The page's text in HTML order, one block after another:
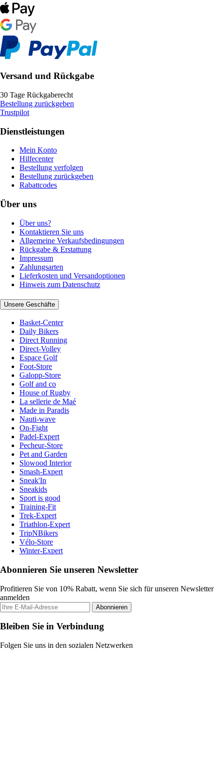
Versand und Rückgabe
30 Tage Rückgaberecht
Bestellung zurückgeben
Trustpilot
Dienstleistungen
Mein Konto
Hilfecenter
Bestellung verfolgen
Bestellung zurückgeben
Rabattcodes
Über uns
Über uns?
Kontaktieren Sie uns
Allgemeine Verkaufsbedingungen
Rückgabe & Erstattung
Impressum
Zahlungsarten
Lieferkosten und Versandoptionen
Hinweis zum Datenschutz
Unsere Geschäfte
Basket-Center
Daily Bikers
Direct Running
Direct-Volley
Espace Golf
Foot-Store
Galopp-Store
Golf and co
House of Rugby
La sellerie de Maé
Made in Paradis
Nauti-wave
On-Fight
Padel-Expert
Pecheur-Store
Pet and Garden
Slowood Interior
Smash-Expert
Sneak'In
Sneakids
Sport is good
Training-Fit
Trek-Expert
Triathlon-Expert
TripNBikers
Vélo-Store
Winter-Expert
Abonnieren Sie unseren Newsletter
Profitieren Sie von 10% Rabatt, wenn Sie sich für unseren Newsletter
anmelden
Abonnieren
Bleiben Sie in Verbindung
Folgen Sie uns in den sozialen Netzwerken